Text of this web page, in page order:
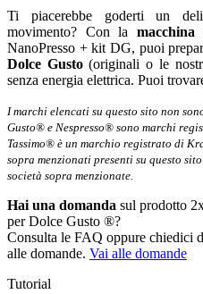
Ti piacerebbe goderti un
movimento? Con la macchina
NanoPresso + kit DG, puoi
Dolce Gusto(originali o le
senza energia elettrica. Puoi
I marchi elencati su questo sito non
Gusto® e Nespresso® sono marchi
Tassimo® è un marchio registrato di
sopra menzionati presenti su questo
società sopra menzionate.
Hai una domanda sul prodotto
per Dolce Gusto ®?
Consulta le FAQ oppure chiedici
alle domande. Vai alle domande
Tutorial